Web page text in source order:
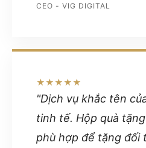
CEO - VIG DIGITAL
★★★★★
"Dịch vụ khắc tên
tinh tế. Hộp quà
phù hợp để tặng đối